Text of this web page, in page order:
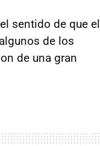
sentido de que el
de los
de una gran